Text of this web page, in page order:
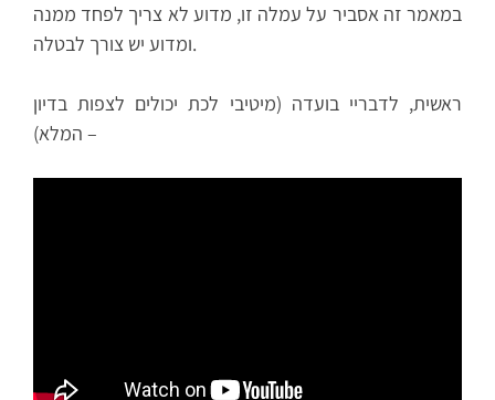
במאמר זה אסביר על עמלה זו, מדוע לא צריך לפחד ממנה
ומדוע יש צורך לבטלה.
ראשית, לדבריי בועדה (מיטיבי לכת יכולים לצפות בדיון
המלא) –